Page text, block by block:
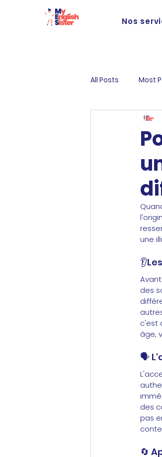
Nos
All Posts Most
Life at MES
une
des
c'est
âge,
🗣️
des
pas
🔄